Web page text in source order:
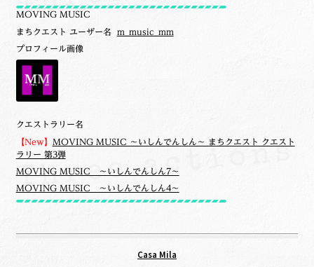
MOVING MUSIC
まちクエスト ユーザー名 m_music_mm
プロフィール画像
クエストラリー名
【New】 MOVING MUSIC ～いしんでんしん～ まちクエスト クエスト
ラリー 第3弾
MOVING MUSIC ～いしんでんしん7～
MOVING MUSIC ～いしんでんしん4～
Casa Mila